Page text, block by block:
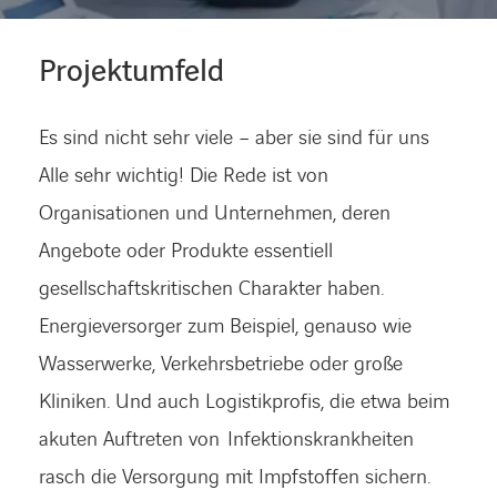
KARRIERE
Subunternehmer
Kontakt
Projektumfeld
Es sind nicht sehr viele – aber sie sind für uns
Alle sehr wichtig! Die Rede ist von
Organisationen und Unternehmen, deren
Angebote oder Produkte essentiell
gesellschaftskritischen Charakter haben.
Energieversorger zum Beispiel, genauso wie
Wasserwerke, Verkehrsbetriebe oder große
Kliniken. Und auch Logistikprofis, die etwa beim
akuten Auftreten von Infektionskrankheiten
rasch die Versorgung mit Impfstoffen sichern.